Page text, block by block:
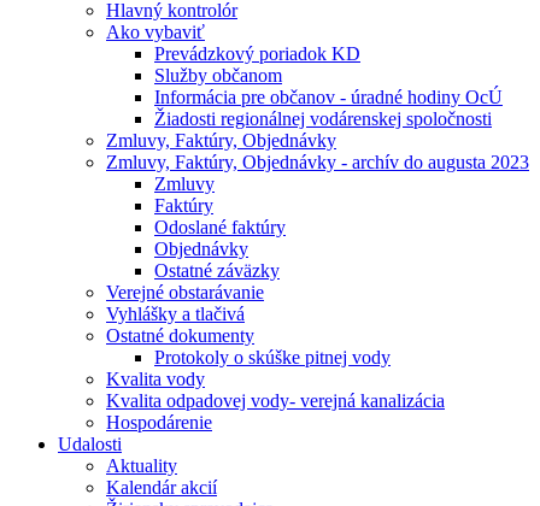
Hlavný kontrolór
Ako vybaviť
Prevádzkový poriadok KD
Služby občanom
Informácia pre občanov - úradné hodiny OcÚ
Žiadosti regionálnej vodárenskej spoločnosti
Zmluvy, Faktúry, Objednávky
Zmluvy, Faktúry, Objednávky - archív do augusta 2023
Zmluvy
Faktúry
Odoslané faktúry
Objednávky
Ostatné záväzky
Verejné obstarávanie
Vyhlášky a tlačivá
Ostatné dokumenty
Protokoly o skúške pitnej vody
Kvalita vody
Kvalita odpadovej vody- verejná kanalizácia
Hospodárenie
Udalosti
Aktuality
Kalendár akcií